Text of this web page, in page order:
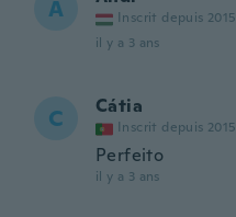
A Inscrit depuis 2015
il y a 3 ans
C Cátia
Inscrit depuis 2015
Perfeito
il y a 3 ans